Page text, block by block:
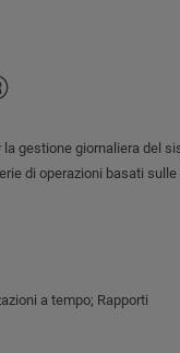
gestione giornaliera del
di operazioni basati
a tempo; Rapporti